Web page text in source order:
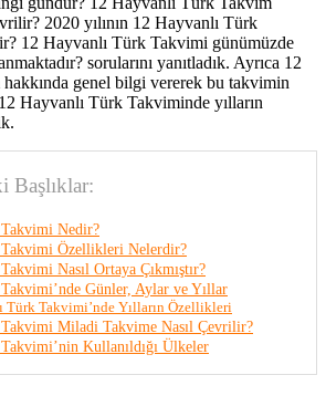
2020 yılının 12 Hayvanlı Türk
12 Hayvanlı Türk Takvimi günümüzde
sorularını yanıtladık. Ayrıca 12
genel bilgi vererek bu takvimin
Hayvanlı Türk Takviminde yılların
Başlıklar:
Nedir?
Özellikleri Nelerdir?
Nasıl Ortaya Çıkmıştır?
Günler, Aylar ve Yıllar
Türk Takvimi’nde Yılların Özellikleri
Miladi Takvime Nasıl Çevrilir?
Kullanıldığı Ülkeler